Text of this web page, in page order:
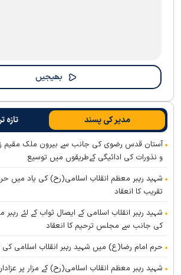
مدیر کی پسند تازہ
آستان قدس رضوی کی جانب سے بیرون ملک مقیم
و نذورات کی ادائیگی کےطریقوں میں توسیع
شہید رہبر معظم انقلاب اسلامی(رح) کی یاد میں
تقریب کا انعقاد
شہید رہبر انقلاب اسلامی کے ایصال ثواب کے لئے
کی جانب سے مجلس ترحیم کا انعقاد
حرم امام رضا(ع) میں شہید رہبر انقلاب اسلامی کی
شہید رہبر معظم انقلاب اسلامی(رح) کے مزار پر